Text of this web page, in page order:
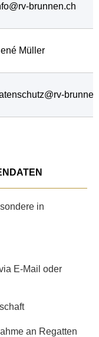
brunnen.ch
Müller
in
E-Mail oder
an Regatten